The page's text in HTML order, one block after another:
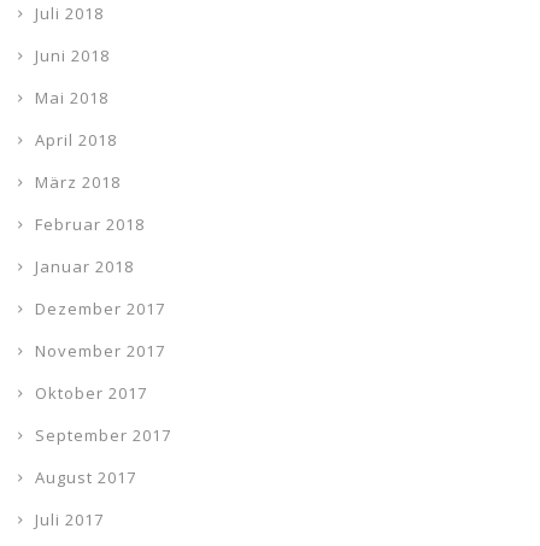
Juli 2018
Juni 2018
Mai 2018
April 2018
März 2018
Februar 2018
Januar 2018
Dezember 2017
November 2017
Oktober 2017
September 2017
August 2017
Juli 2017